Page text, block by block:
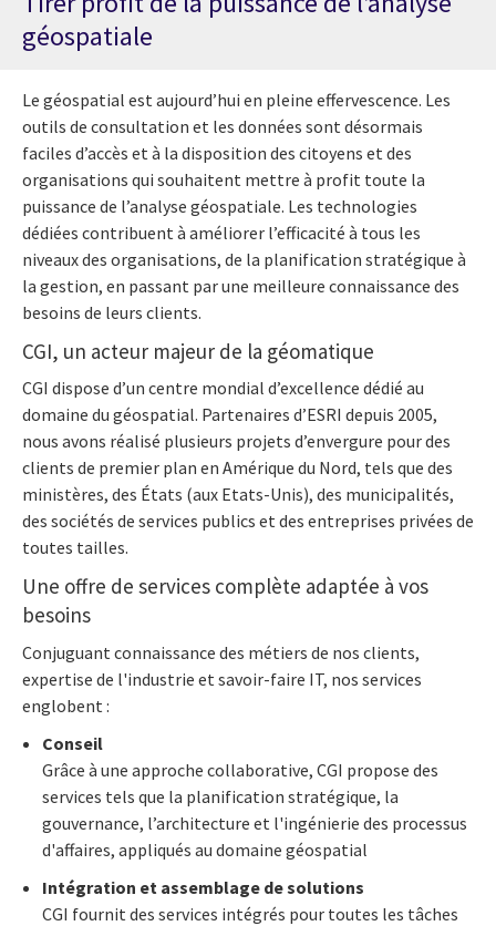
géospatiale
Le géospatial est aujourd’hui en pleine effervescence. Les
outils de consultation et les données sont désormais
faciles d’accès et à la disposition des citoyens et des
organisations qui souhaitent mettre à profit toute la
puissance de l’analyse géospatiale. Les technologies
dédiées contribuent à améliorer l’efficacité à tous les
niveaux des organisations, de la planification stratégique à
la gestion, en passant par une meilleure connaissance des
besoins de leurs clients.
CGI, un acteur majeur de la géomatique
CGI dispose d’un centre mondial d’excellence dédié au
domaine du géospatial. Partenaires d’ESRI depuis 2005,
nous avons réalisé plusieurs projets d’envergure pour des
clients de premier plan en Amérique du Nord, tels que des
ministères, des États (aux Etats-Unis), des municipalités,
des sociétés de services publics et des entreprises privées de
toutes tailles.
Une offre de services complète adaptée à vos
besoins
Conjuguant connaissance des métiers de nos clients,
expertise de l'industrie et savoir-faire IT, nos services
englobent :
Conseil
Grâce à une approche collaborative, CGI propose des
services tels que la planification stratégique, la
gouvernance, l’architecture et l'ingénierie des processus
d'affaires, appliqués au domaine géospatial
Intégration et assemblage de solutions
CGI fournit des services intégrés pour toutes les tâches